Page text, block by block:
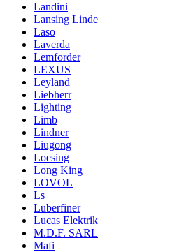
Landini
Lansing Linde
Laso
Laverda
Lemforder
LEXUS
Leyland
Liebherr
Lighting
Limb
Lindner
Liugong
Loesing
Long King
LOVOL
Ls
Luberfiner
Lucas Elektrik
M.D.F. SARL
Mafi